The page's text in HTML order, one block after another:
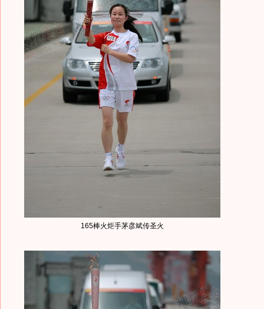
165棒火炬手茅彦斌传圣火